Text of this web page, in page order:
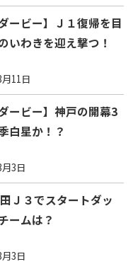
ービー】Ｊ１復帰を目
いわきを迎え撃つ！
11日
ービー】神戸の開幕3
白星か！？
3日
Ｊ３でスタートダッ
ームは？
3日